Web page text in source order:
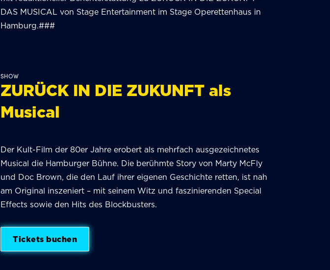
SHOW
ZURÜCK IN DIE ZUKUNFT als
Musical
Der Kult-Film der 80er Jahre erobert als mehrfach ausgezeichnetes
Musical die Hamburger Bühne. Die berühmte Story von Marty McFly
und Doc Brown, die den Lauf ihrer eigenen Geschichte retten, ist nah
am Original inszeniert – mit seinem Witz und faszinierenden Special
Effects sowie den Hits des Blockbusters.
Tickets buchen